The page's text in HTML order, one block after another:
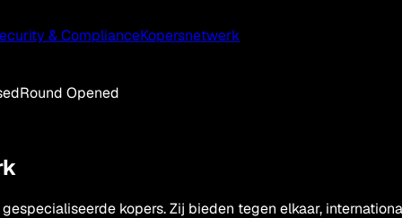
& ComplianceKopersnetwerk
Round Opened
kopers. Zij bieden tegen elkaar,